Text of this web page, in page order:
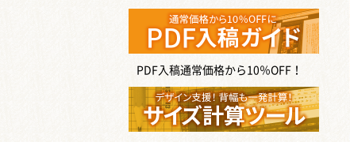
PDF入稿通常価格から10％OFF！